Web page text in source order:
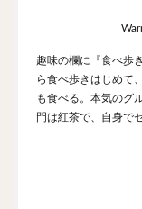
趣味の欄に『食べ歩
ら食べ歩きはじめて
も食べる。本気のグ
門は紅茶で、自身で